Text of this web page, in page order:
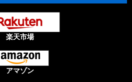
楽天市場
アマゾン